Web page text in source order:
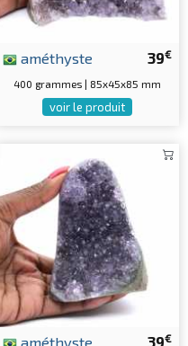
39€
améthyste
400 grammes | 85x45x85 mm
voir le produit
39€
améthyste